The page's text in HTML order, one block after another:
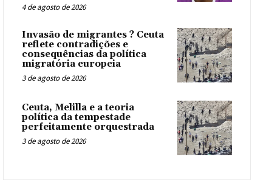
4 de agosto de 2026
Invasão de migrantes ? Ceuta
reflete contradições e
consequências da política
migratória europeia
3 de agosto de 2026
Ceuta, Melilla e a teoria
política da tempestade
perfeitamente orquestrada
3 de agosto de 2026